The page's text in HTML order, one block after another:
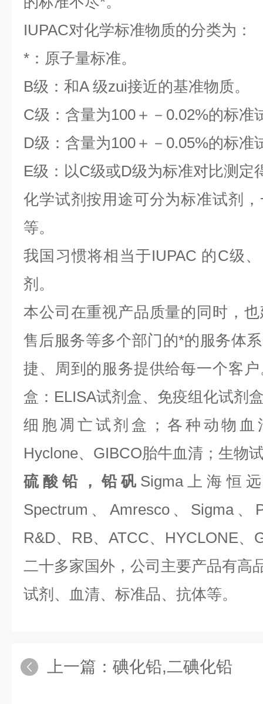
IUPAC对化学标准物质的分类为：
*：原子量标准。
B级：和A 级zui接近的基准物质。
C级：含量为100＋－0.02%的标准
D级：含量为100＋－0.05%的标准
E级：以C级或D级为标准对比测定
化学试剂按用途可分为标准试剂
等。
我国习惯将相当于IUPAC 的C级
剂。
本公司在重视产品质量的同时，
售后服务等多个部门的*的服务体
捷、周到的服务提供给每一个客
盒：ELISA试剂盒、免疫组化试剂
细胞凋亡试剂盒；各种动物血
Hyclone、GIBCO胎牛血清；生物
硫酸铅，铅矾 Sigma上海恒
Spectrum、Amresco、Sigma、
R&D、RB、ATCC、HYCLONE、
二十多家国外，公司主要产品有高
试剂、血清、标准品、抗体等。
上一篇： 碘化铅,二碘化铅